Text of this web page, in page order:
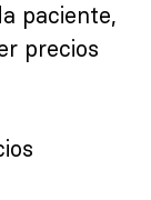
paciente,
precios